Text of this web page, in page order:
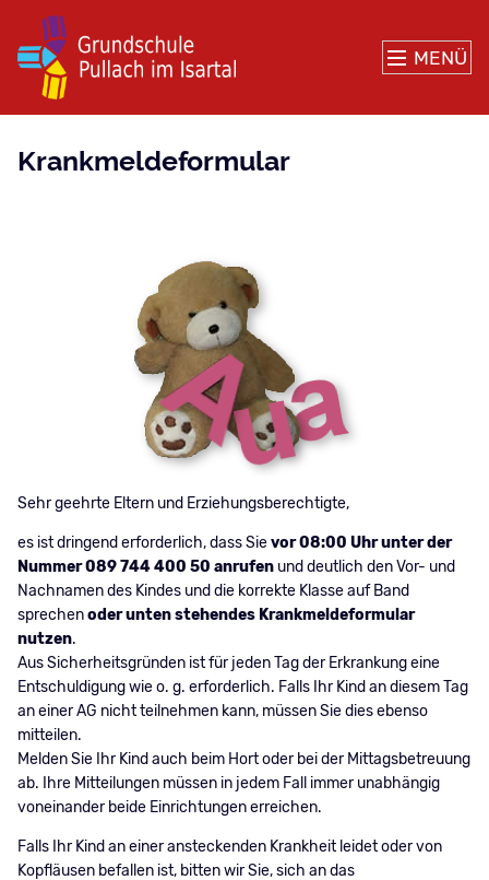
MENÜ
Krankmeldeformular
Sehr geehrte Eltern und Erziehungsberechtigte,
es ist dringend erforderlich, dass Sievor 08:00 Uhr unter der
Nummer 089 744 400 50 anrufenund deutlich den Vor- und
Nachnamen des Kindes und die korrekte Klasse auf Band
sprechenoder unten stehendes Krankmeldeformular
nutzen.
Aus Sicherheitsgründen ist für jeden Tag der Erkrankung eine
Entschuldigung wie o. g. erforderlich. Falls Ihr Kind an diesem Tag
an einer AG nicht teilnehmen kann, müssen Sie dies ebenso
mitteilen.
Melden Sie Ihr Kind auch beim Hort oder bei der Mittagsbetreuung
ab. Ihre Mitteilungen müssen in jedem Fall immer unabhängig
voneinander beide Einrichtungen erreichen.
Falls Ihr Kind an einer ansteckenden Krankheit leidet oder von
Kopfläusen befallen ist, bitten wir Sie, sich an das